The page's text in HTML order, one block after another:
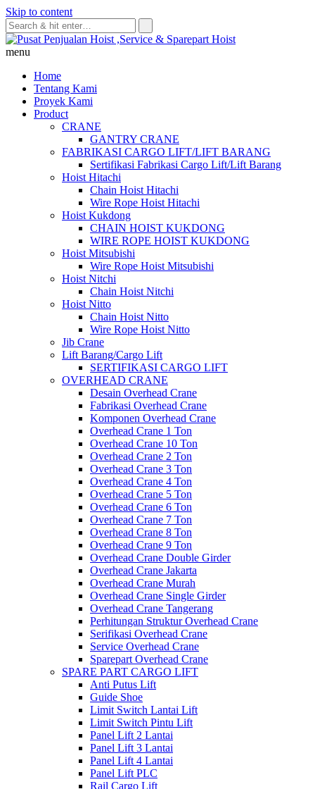
Skip to content
menu
Home
Tentang Kami
Proyek Kami
Product
CRANE
GANTRY CRANE
FABRIKASI CARGO LIFT/LIFT BARANG
Sertifikasi Fabrikasi Cargo Lift/Lift Barang
Hoist Hitachi
Chain Hoist Hitachi
Wire Rope Hoist Hitachi
Hoist Kukdong
CHAIN HOIST KUKDONG
WIRE ROPE HOIST KUKDONG
Hoist Mitsubishi
Wire Rope Hoist Mitsubishi
Hoist Nitchi
Chain Hoist Nitchi
Hoist Nitto
Chain Hoist Nitto
Wire Rope Hoist Nitto
Jib Crane
Lift Barang/Cargo Lift
SERTIFIKASI CARGO LIFT
OVERHEAD CRANE
Desain Overhead Crane
Fabrikasi Overhead Crane
Komponen Overhead Crane
Overhead Crane 1 Ton
Overhead Crane 10 Ton
Overhead Crane 2 Ton
Overhead Crane 3 Ton
Overhead Crane 4 Ton
Overhead Crane 5 Ton
Overhead Crane 6 Ton
Overhead Crane 7 Ton
Overhead Crane 8 Ton
Overhead Crane 9 Ton
Overhead Crane Double Girder
Overhead Crane Jakarta
Overhead Crane Murah
Overhead Crane Single Girder
Overhead Crane Tangerang
Perhitungan Struktur Overhead Crane
Serifikasi Overhead Crane
Service Overhead Crane
Sparepart Overhead Crane
SPARE PART CARGO LIFT
Anti Putus Lift
Guide Shoe
Limit Switch Lantai Lift
Limit Switch Pintu Lift
Panel Lift 2 Lantai
Panel Lift 3 Lantai
Panel Lift 4 Lantai
Panel Lift PLC
Rail Cargo Lift